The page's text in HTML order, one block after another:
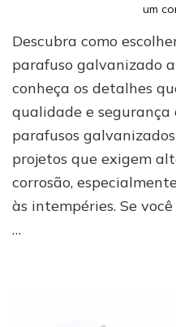
um
Descubra como
parafuso galvanizado
conheça os detalhes
qualidade e segurança
parafusos
projetos que exigem
corrosão,
às intempéries. Se
…